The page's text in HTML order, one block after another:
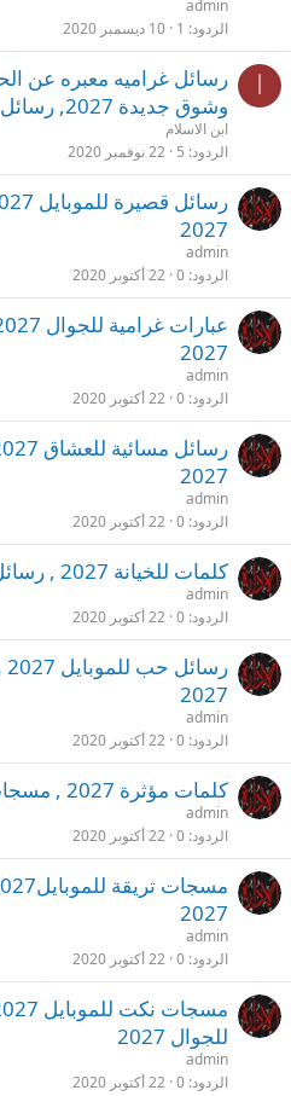
admin
الردود 1 10 ديسمبر 2020
ا
رسائل غراميه معبره عن
وشوق جديدة 2027, رسائل حب للعشاق
ابن الاسلام
الردود 5 22 نوفمبر 2020
2027
admin
الردود 0 22 أكتوبر 2020
2027
admin
الردود 0 22 أكتوبر 2020
2027
admin
الردود 0 22 أكتوبر 2020
كلمات للخيانة 2027 , رسائل عن الغدر للموبايل 2027
admin
الردود 0 22 أكتوبر 2020
2027
admin
الردود 0 22 أكتوبر 2020
كلمات مؤثرة 2027 , مسجات حديثة 2027
admin
الردود 0 22 أكتوبر 2020
2027
admin
الردود 0 22 أكتوبر 2020
للجوال 2027
admin
الردود 0 22 أكتوبر 2020